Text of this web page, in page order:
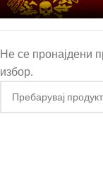
Дома Означени
Не се пронајдени
избор.